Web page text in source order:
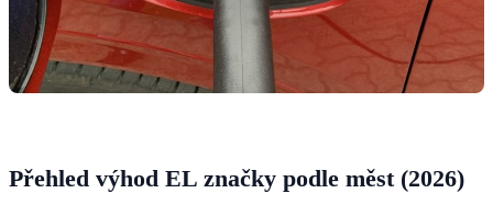
Přehled výhod EL značky podle měst (2026)